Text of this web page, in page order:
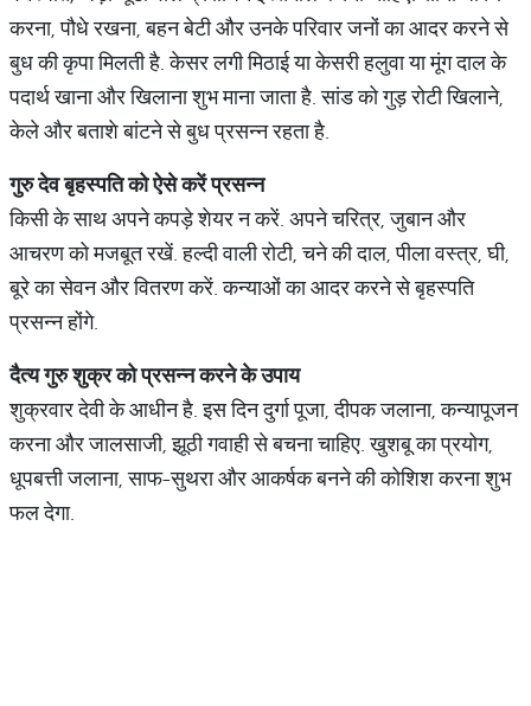
करना, पौधे रखना, बहन बेटी और उनके परिवार जनों का आदर करने से
बुध की कृपा मिलती है. केसर लगी मिठाई या केसरी हलुवा या मूंग दाल के
पदार्थ खाना और खिलाना शुभ माना जाता है. सांड को गुड़ रोटी खिलाने,
केले और बताशे बांटने से बुध प्रसन्न रहता है.
गुरु देव बृहस्पति को ऐसे करें प्रसन्न
किसी के साथ अपने कपड़े शेयर न करें. अपने चरित्र, जुबान और
आचरण को मजबूत रखें. हल्दी वाली रोटी, चने की दाल, पीला वस्त्र, घी,
बूरे का सेवन और वितरण करें. कन्याओं का आदर करने से बृहस्पति
प्रसन्न होंगे.
दैत्य गुरु शुक्र को प्रसन्न करने के उपाय
शुक्रवार देवी के आधीन है. इस दिन दुर्गा पूजा, दीपक जलाना, कन्यापूजन
करना और जालसाजी, झूठी गवाही से बचना चाहिए. खुशबू का प्रयोग,
धूपबत्ती जलाना, साफ-सुथरा और आकर्षक बनने की कोशिश करना शुभ
फल देगा.